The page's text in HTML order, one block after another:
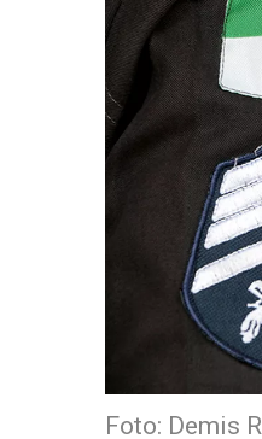
Foto: Demis